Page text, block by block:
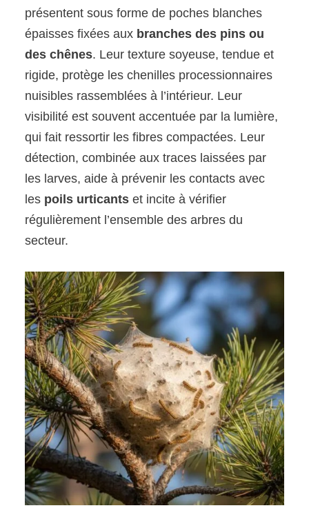
présentent sous forme de poches blanches
épaisses fixées aux branches des pins ou
des chênes. Leur texture soyeuse, tendue et
rigide, protège les chenilles processionnaires
nuisibles rassemblées à l’intérieur. Leur
visibilité est souvent accentuée par la lumière,
qui fait ressortir les fibres compactées. Leur
détection, combinée aux traces laissées par
les larves, aide à prévenir les contacts avec
les poils urticants et incite à vérifier
régulièrement l’ensemble des arbres du
secteur.